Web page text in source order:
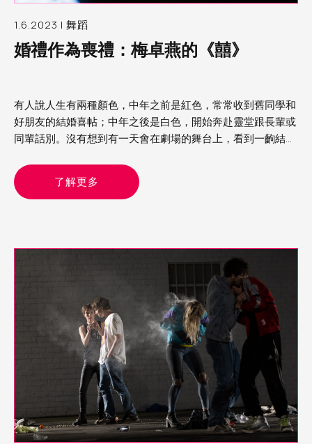
1.6.2023 | 舞蹈
婚禮作為喪禮：梅卓燕的《囍》
有人說人生有兩種顏色，中年之前是紅色，常常收到舊同學和
好朋友的結婚喜帖；中年之後是白色，開始奔赴靈堂跟長輩或
同輩話別。沒有想到有一天會在劇場的舞台上，看到一齣結合
共同演出的《囍—紅色的承諾》，場刊說要「從婚嫁習俗反思
誠信與承諾」，卻從女子的婚嫁命運延伸一個城市的身世。舞
牽引喜慶與死亡、承諾與暴力等雙重意義，這是一個逆反「儀
典」（ritual）的故事，同時也是一個時代的「寓言」
了解更多